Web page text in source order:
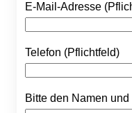
E-Mail-Adresse
Telefon (Pflichtfeld)
Bitte den Namen